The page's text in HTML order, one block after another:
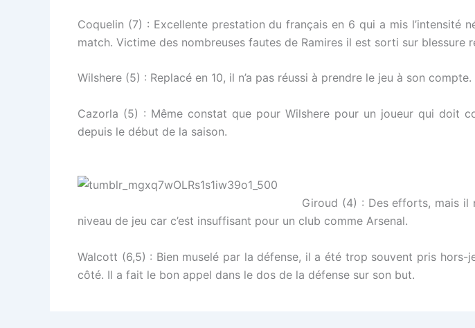
Coquelin (7) : Excellente prestation du français en 6 qui a mis l’intensité
match. Victime des nombreuses fautes de Ramires il est sorti sur blessure
Wilshere (5) : Replacé en 10, il n’a pas réussi à prendre le jeu à son
Cazorla (5) : Même constat que pour Wilshere pour un joueur qui doit
depuis le début de la saison.
Giroud (4) : Des efforts, mais il
niveau de jeu car c’est insuffisant pour un club comme Arsenal.
Walcott (6,5) : Bien muselé par la défense, il a été trop souvent pris hors-
côté. Il a fait le bon appel dans le dos de la défense sur son but.